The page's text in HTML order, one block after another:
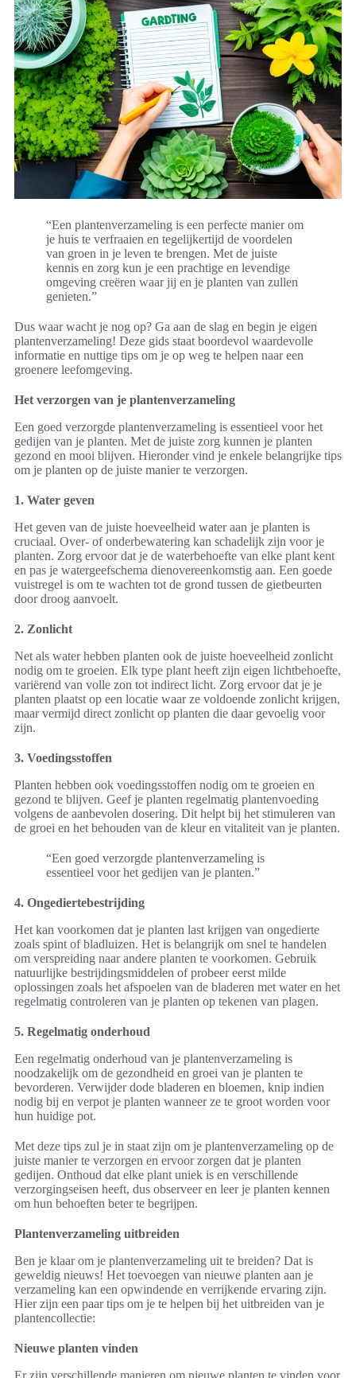
“Een plantenverzameling is een perfecte manier om
je huis te verfraaien en tegelijkertijd de voordelen
van groen in je leven te brengen. Met de juiste
kennis en zorg kun je een prachtige en levendige
omgeving creëren waar jij en je planten van zullen
genieten.”
Dus waar wacht je nog op? Ga aan de slag en begin je eigen
plantenverzameling! Deze gids staat boordevol waardevolle
informatie en nuttige tips om je op weg te helpen naar een
groenere leefomgeving.
Het verzorgen van je plantenverzameling
Een goed verzorgde plantenverzameling is essentieel voor het
gedijen van je planten. Met de juiste zorg kunnen je planten
gezond en mooi blijven. Hieronder vind je enkele belangrijke tips
om je planten op de juiste manier te verzorgen.
1. Water geven
Het geven van de juiste hoeveelheid water aan je planten is
cruciaal. Over- of onderbewatering kan schadelijk zijn voor je
planten. Zorg ervoor dat je de waterbehoefte van elke plant kent
en pas je watergeefschema dienovereenkomstig aan. Een goede
vuistregel is om te wachten tot de grond tussen de gietbeurten
door droog aanvoelt.
2. Zonlicht
Net als water hebben planten ook de juiste hoeveelheid zonlicht
nodig om te groeien. Elk type plant heeft zijn eigen lichtbehoefte,
variërend van volle zon tot indirect licht. Zorg ervoor dat je je
planten plaatst op een locatie waar ze voldoende zonlicht krijgen,
maar vermijd direct zonlicht op planten die daar gevoelig voor
zijn.
3. Voedingsstoffen
Planten hebben ook voedingsstoffen nodig om te groeien en
gezond te blijven. Geef je planten regelmatig plantenvoeding
volgens de aanbevolen dosering. Dit helpt bij het stimuleren van
de groei en het behouden van de kleur en vitaliteit van je planten.
“Een goed verzorgde plantenverzameling is
essentieel voor het gedijen van je planten.”
4. Ongediertebestrijding
Het kan voorkomen dat je planten last krijgen van ongedierte
zoals spint of bladluizen. Het is belangrijk om snel te handelen
om verspreiding naar andere planten te voorkomen. Gebruik
natuurlijke bestrijdingsmiddelen of probeer eerst milde
oplossingen zoals het afspoelen van de bladeren met water en het
regelmatig controleren van je planten op tekenen van plagen.
5. Regelmatig onderhoud
Een regelmatig onderhoud van je plantenverzameling is
noodzakelijk om de gezondheid en groei van je planten te
bevorderen. Verwijder dode bladeren en bloemen, knip indien
nodig bij en verpot je planten wanneer ze te groot worden voor
hun huidige pot.
Met deze tips zul je in staat zijn om je plantenverzameling op de
juiste manier te verzorgen en ervoor zorgen dat je planten
gedijen. Onthoud dat elke plant uniek is en verschillende
verzorgingseisen heeft, dus observeer en leer je planten kennen
om hun behoeften beter te begrijpen.
Plantenverzameling uitbreiden
Ben je klaar om je plantenverzameling uit te breiden? Dat is
geweldig nieuws! Het toevoegen van nieuwe planten aan je
verzameling kan een opwindende en verrijkende ervaring zijn.
Hier zijn een paar tips om je te helpen bij het uitbreiden van je
plantencollectie:
Nieuwe planten vinden